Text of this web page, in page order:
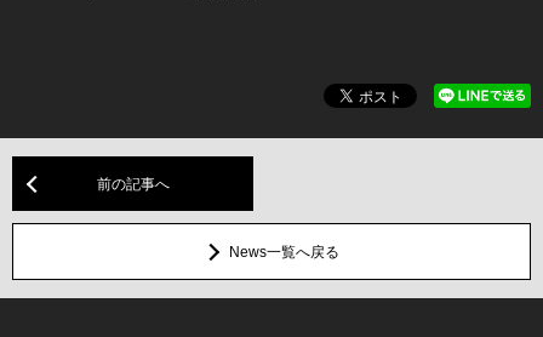
前の記事へ
News一覧へ戻る